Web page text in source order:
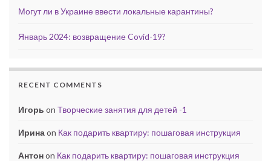
Могут ли в Украине ввести локальные карантины?
Январь 2024: возвращение Covid-19?
RECENT COMMENTS
Игорь on Творческие занятия для детей -1
Иринаon Как подарить квартиру: пошаговая инструкция
Антонon Как подарить квартиру: пошаговая инструкция